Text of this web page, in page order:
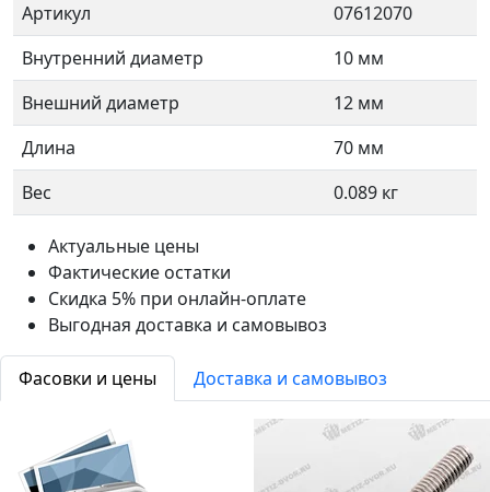
Артикул
07612070
Внутренний диаметр
10 мм
Внешний диаметр
12 мм
Длина
70 мм
Вес
0.089 кг
Актуальные цены
Фактические остатки
Скидка 5% при онлайн-оплате
Выгодная доставка и самовывоз
Фасовки и цены Доставка и самовывоз